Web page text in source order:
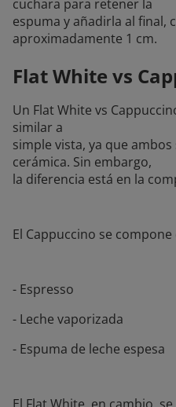
cuchara para retener la
espuma y añadirla al final,
aproximadamente 1 cm.
Flat White vs
Un Flat White vs
similar a
simple vista, ya que
cerámica. Sin embargo,
la diferencia está en la
El Cappuccino se
- Espresso
- Leche vaporizada
- Espuma de leche espesa